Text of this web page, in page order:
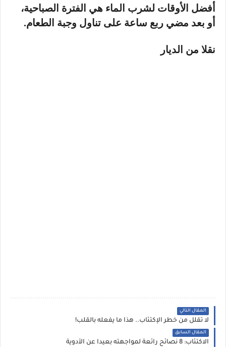
أفضل الأوقات لشرب الماء هي الفترة الصباحية،
أو بعد مضي ربع ساعة على تناول وجبة الطعام.
نقلا من الديار
المقال التالي
لا تقلل من خطر الإكتئاب.. هذا ما يفعله بالقلب!
المقال السابق
الاكتئاب: 8 نصائح رائعة لمواجهته بعيداً عن الأدوية